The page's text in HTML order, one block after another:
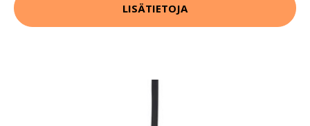
LISÄTIETOJA